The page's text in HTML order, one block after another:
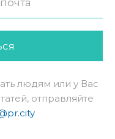
людям или у Вас
отправляйте